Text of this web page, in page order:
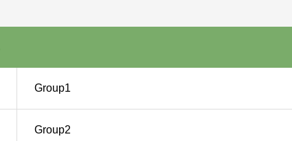
Group1
Group2